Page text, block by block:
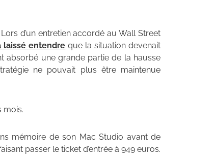
d’un entretien accordé au Wall Street
laissé entendre que la situation devenait
absorbé une grande partie de la hausse
ne pouvait plus être maintenue
mois.
mémoire de son Mac Studio avant de
passer le ticket d’entrée à 949 euros.